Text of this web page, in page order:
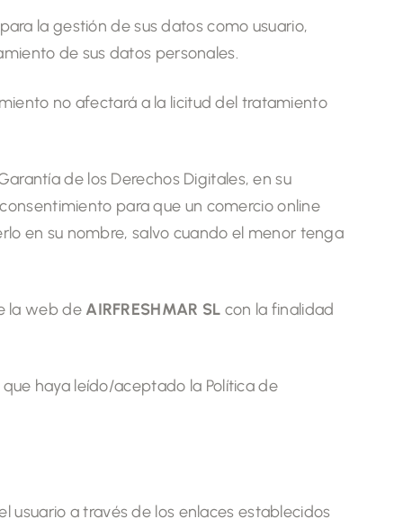
la gestión de sus datos como usuario,
de sus datos personales.
no afectará a la licitud del tratamiento
de los Derechos Digitales, en su
para que un comercio online
en su nombre, salvo cuando el menor tenga
la web de AIRFRESHMAR SL con la finalidad
haya leído/aceptado la Política de
a través de los enlaces establecidos